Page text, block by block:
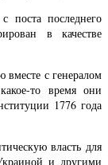
поста последнего
в качестве
с генералом
то время они
1776 года
власть для
и другими